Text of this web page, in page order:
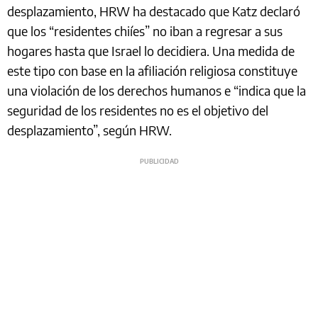
desplazamiento, HRW ha destacado que Katz declaró
que los “residentes chiíes” no iban a regresar a sus
hogares hasta que Israel lo decidiera. Una medida de
este tipo con base en la afiliación religiosa constituye
una violación de los derechos humanos e “indica que la
seguridad de los residentes no es el objetivo del
desplazamiento”, según HRW.